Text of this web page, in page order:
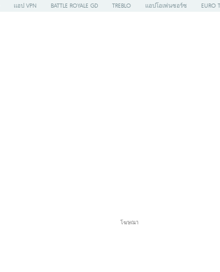
แอป VPN BATTLE ROYALE GD TREBLO แอปโอเพ่นซอร์ซ EURO
โฆษณา